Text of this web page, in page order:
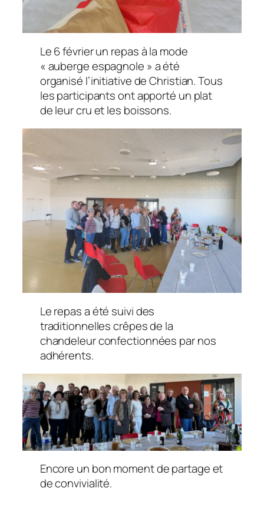
Le 6 février un repas à la mode
« auberge espagnole » a été
organisé l’initiative de Christian. Tous
les participants ont apporté un plat
de leur cru et les boissons.
Le repas a été suivi des
traditionnelles crêpes de la
chandeleur confectionnées par nos
adhérents.
Encore un bon moment de partage et
de convivialité.